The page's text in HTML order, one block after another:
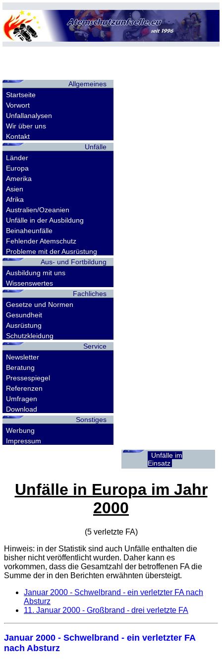
Allgemeines
Startseite
Vorwort
Unfallanalysen
Wir über uns
Kontakt
Unfälle
Länder
Europa
Amerika
Asien
Afrika
Australien/Ozeanien
Unfälle in der Ausbildung
Beinaheunfälle
Fehlender Atemschutz
Probleme mit der Ausrüstung
Aus- und Fortbildung
Ausbildung mit uns
Wissenswertes
Fachliches
Gesetze und Normen
Gesundheit
Ausrüstung
Schutzkleidung
Service
Newsletter
Beratung
Pressespiegel
Referenzen
Umfragen
Download
Sonstiges
Werbung
Impressum
Unfälle im
Einsatz
Unfälle in Europa im Jahr
2000
(5 verletzte FA)
Hinweis: in der Statistik sind auch Unfälle enthalten die
bisher nicht veröffentlicht wurden. Daher kann es
vorkommen, dass die Gesamtzahl der betroffenen FAdie
Summe der in den Berichten erwähnten übersteigt.
Januar 2000 - Schwelbrand - ein verletzter FA nach
Absturz
11. Januar 2000 - Großbrand - drei verletzte FA
Januar 2000 - Schwelbrand - ein verletzter FA
nach Absturz